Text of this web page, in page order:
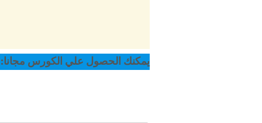
يمكنك الحصول علي الكورس مجانا: